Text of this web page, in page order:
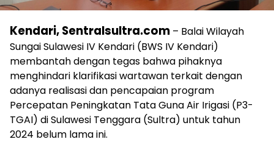
Kendari, Sentralsultra.com – Balai Wilayah
Sungai Sulawesi IV Kendari (BWS IV Kendari)
membantah dengan tegas bahwa pihaknya
menghindari klarifikasi wartawan terkait dengan
adanya realisasi dan pencapaian program
Percepatan Peningkatan Tata Guna Air Irigasi (P3-
TGAI) di Sulawesi Tenggara (Sultra) untuk tahun
2024 belum lama ini.